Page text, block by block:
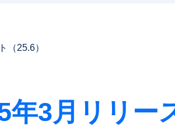
（25.6）
年3月リリー